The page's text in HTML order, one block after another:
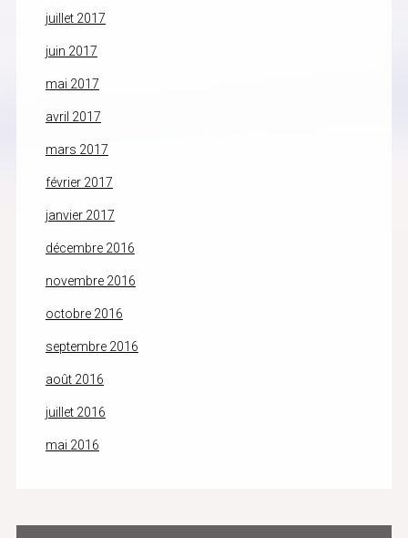
juillet 2017
juin 2017
mai 2017
avril 2017
mars 2017
février 2017
janvier 2017
décembre 2016
novembre 2016
octobre 2016
septembre 2016
août 2016
juillet 2016
mai 2016